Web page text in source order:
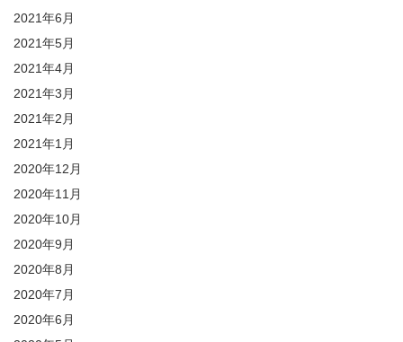
2021年6月
2021年5月
2021年4月
2021年3月
2021年2月
2021年1月
2020年12月
2020年11月
2020年10月
2020年9月
2020年8月
2020年7月
2020年6月